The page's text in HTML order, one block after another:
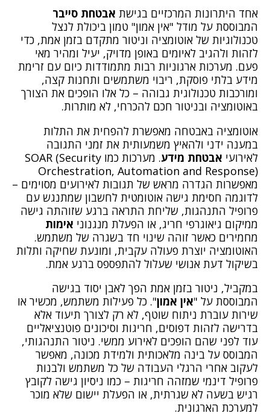
אחד היתרונות המרכזיים בגישת אבטחת סייבר
המבוססת על מודל "אין אמון" טמון ביכולת לנצל
טכנולוגיות של אוטומציה וניטור מתקדם בזמן אמת, כדי
לזהות ולהגיב לאיומים באופן מדויק, יעיל ומהיר מאי
פעם. מערכות ארגוניות רבות מתמודדות כיום עם זרימת
מידע בלתי פוסקת, ריבוי משתמשים ותחנות קצה,
ומורכבות טכנולוגית גבוהה – כל אלו הופכים את הצורך
באוטומציה ובניטור חכם להכרחי, לא מותרות.
אוטומציה באבטחה מאפשרת להפחית את התלות
במענה ידני ולהאיץ משמעותית את זמני התגובה
לאירועי אבטחת מידע
. מערכות כמו SOAR (Security
Orchestration, Automation and Response)
מאפשרות הגדרה מראש של תגובות לאירועים מסוימים –
לדוגמה חסימת גישה אוטומטית לחשבון שמתנגש עם
פרופיל התנהגות, שליחת התראה ברגע שזוהתה גישה
ממיקום גיאוגרפי חריג, או הפעלת מנגנוני אימות
מחמירים כאשר זוהה שינוי חד בשגרה של משתמש.
האוטומציה יוצרת פעולה עקבית, ומונעת שחיקה ותלות
בשיקול דעת אנושי שעלול להתפספס ברגע אמת.
במקביל, ניטור בזמן אמת הפך לאבן יסוד בגישה
המבוססת על "אין אמון". כל פעילות משתמש, מכשיר או
שירות עוברת ניתוח שוטף, לא רק לצורך תיעוד אלא
בדרישה לזהות דפוסים, חריגות וסיכונים פוטנציאליים
עוד לפני שהם הופכים לאירוע ממשי. ניטור התנהגותי,
המבוסס על בינה מלאכותית ולמידת מכונה, מאפשר
לעקוב אחרי הרגלי העבודה של כל משתמש ולבנות
פרופיל דינמי שמזהה חריגות – כמו ניסיון גישה לקובץ
רגיש בשעה לא שגרתית, או הפעלת יישום שלא מוכר
למערכת הארגונית.